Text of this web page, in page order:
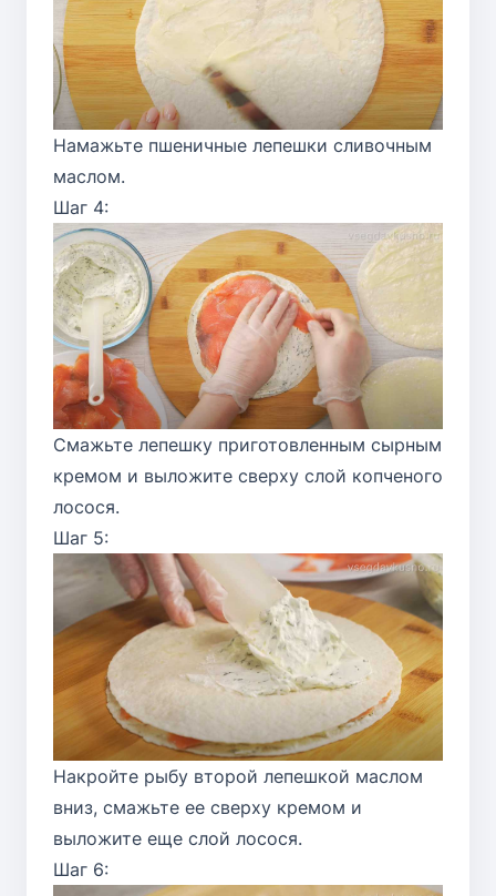
Намажьте пшеничные лепешки сливочным
маслом.
Шаг 4:
Смажьте лепешку приготовленным сырным
кремом и выложите сверху слой копченого
лосося.
Шаг 5:
Накройте рыбу второй лепешкой маслом
вниз, смажьте ее сверху кремом и
выложите еще слой лосося.
Шаг 6: